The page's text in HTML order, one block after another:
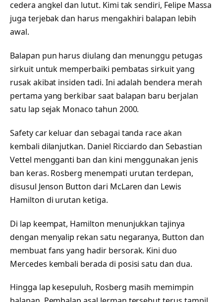
cedera angkel dan lutut. Kimi tak sendiri, Felipe Massa
juga terjebak dan harus mengakhiri balapan lebih
awal.
Balapan pun harus diulang dan menunggu petugas
sirkuit untuk memperbaiki pembatas sirkuit yang
rusak akibat insiden tadi. Ini adalah bendera merah
pertama yang berkibar saat balapan baru berjalan
satu lap sejak Monaco tahun 2000.
Safety car keluar dan sebagai tanda race akan
kembali dilanjutkan. Daniel Ricciardo dan Sebastian
Vettel mengganti ban dan kini menggunakan jenis
ban keras. Rosberg menempati urutan terdepan,
disusul Jenson Button dari McLaren dan Lewis
Hamilton di urutan ketiga.
Di lap keempat, Hamilton menunjukkan tajinya
dengan menyalip rekan satu negaranya, Button dan
membuat fans yang hadir bersorak. Kini duo
Mercedes kembali berada di posisi satu dan dua.
Hingga lap kesepuluh, Rosberg masih memimpin